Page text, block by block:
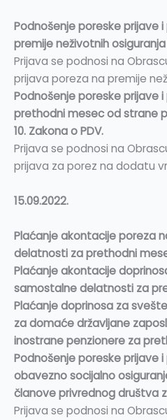
Podnošenje poreske prijave
premije neživotnih
Prijava se podnosi na
prijava poreza na premije
Podnošenje poreske prijave i
prethodni mesec od strane
10. Zakona o PDV.
Prijava se podnosi na
prijava za porez na dodatu
15.09.2022.
Plaćanje akontacije poreza
delatnosti za prethodni
Plaćanje akontacije
samostalne delatnosti za
Plaćanje doprinosa za
za domaće državljane
inostrane penzionere za
Podnošenje poreske prijave
obavezno socijalno
članove privrednog društva
Prijava se podnosi na